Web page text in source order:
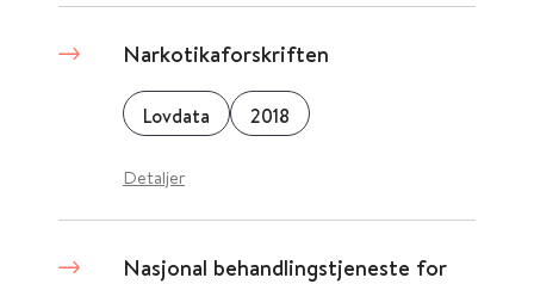
Narkotikaforskriften
Lovdata 2018
Detaljer
Nasjonal behandlingstjeneste for